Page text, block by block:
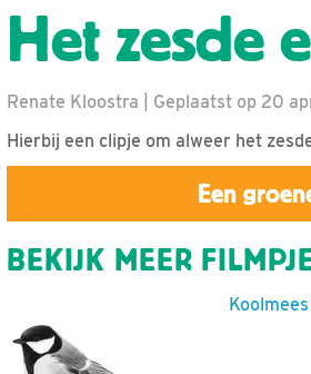
Het zesde
Renate Kloostra | Geplaatst op 20
Hierbij een clipje om alweer het
Een
BEKIJK MEER
Koolmees